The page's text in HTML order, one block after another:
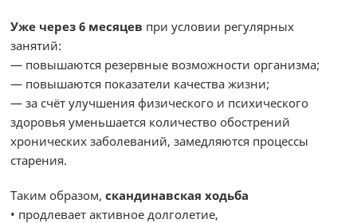
Уже через 6 месяцев при условии регулярных
занятий:
— повышаются резервные возможности организма;
— повышаются показатели качества жизни;
— за счёт улучшения физического и психического
здоровья уменьшается количество обострений
хронических заболеваний, замедляются процессы
старения.
Таким образом,скандинавская ходьба
• продлевает активное долголетие,